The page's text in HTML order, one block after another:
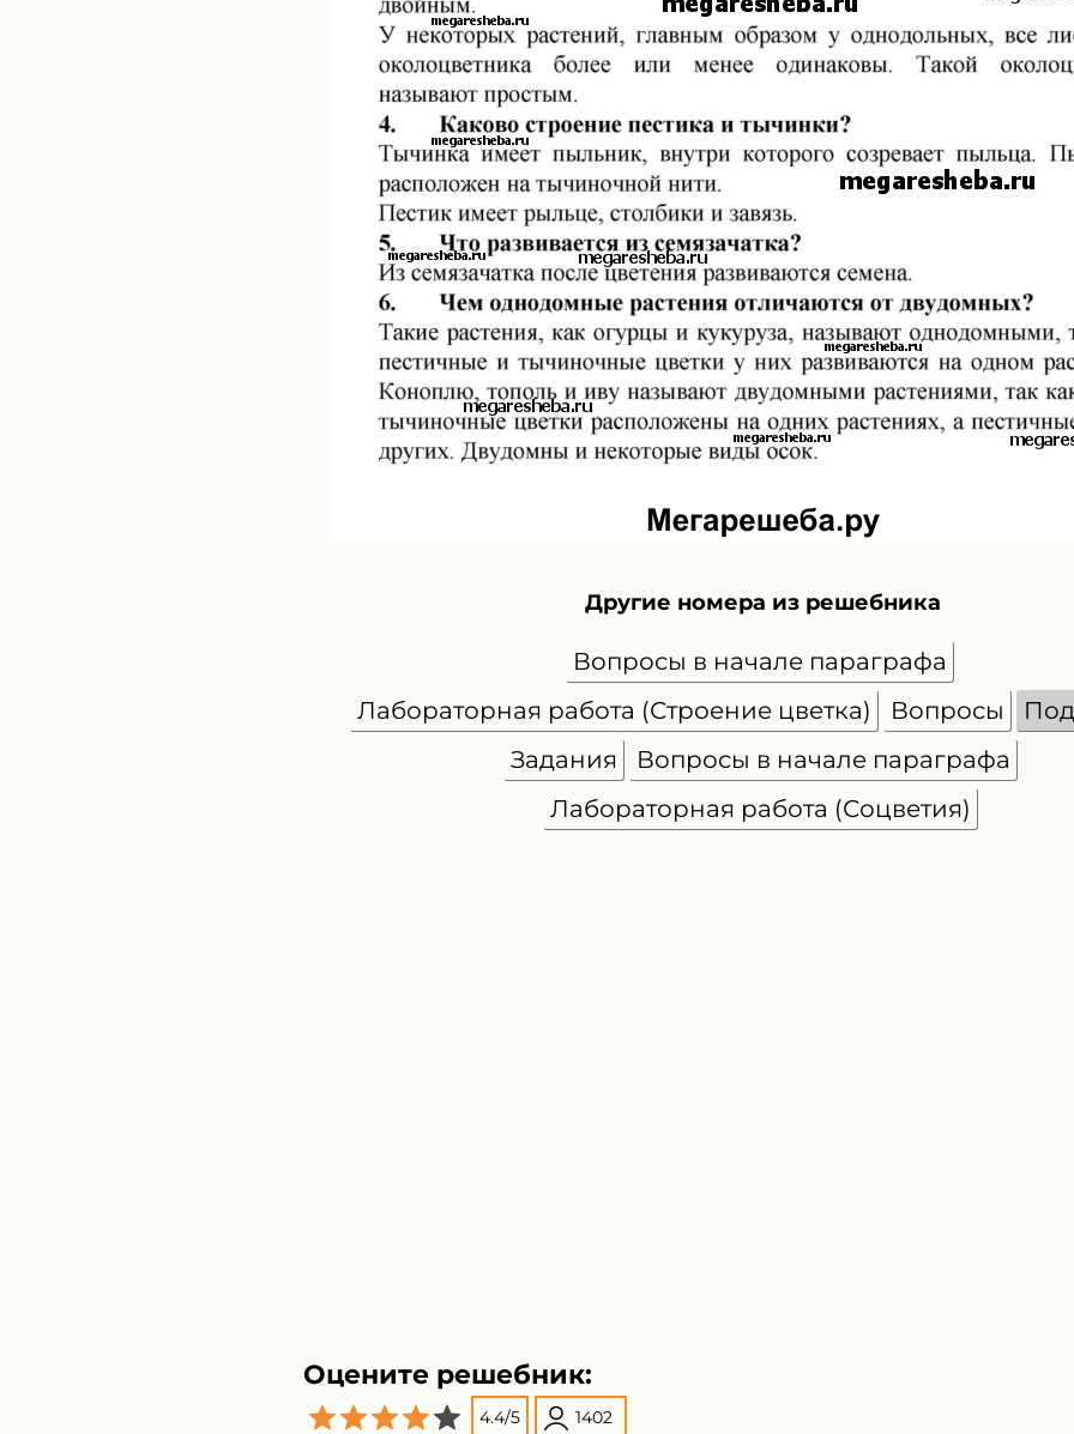
Другие номера из решебника
Вопросы в начале параграфа
Лабораторная работа (Строение цветка)
Вопросы
Задания
Вопросы в начале параграфа
Лабораторная работа (Соцветия)
Оцените решебник:
4.4/5 1402